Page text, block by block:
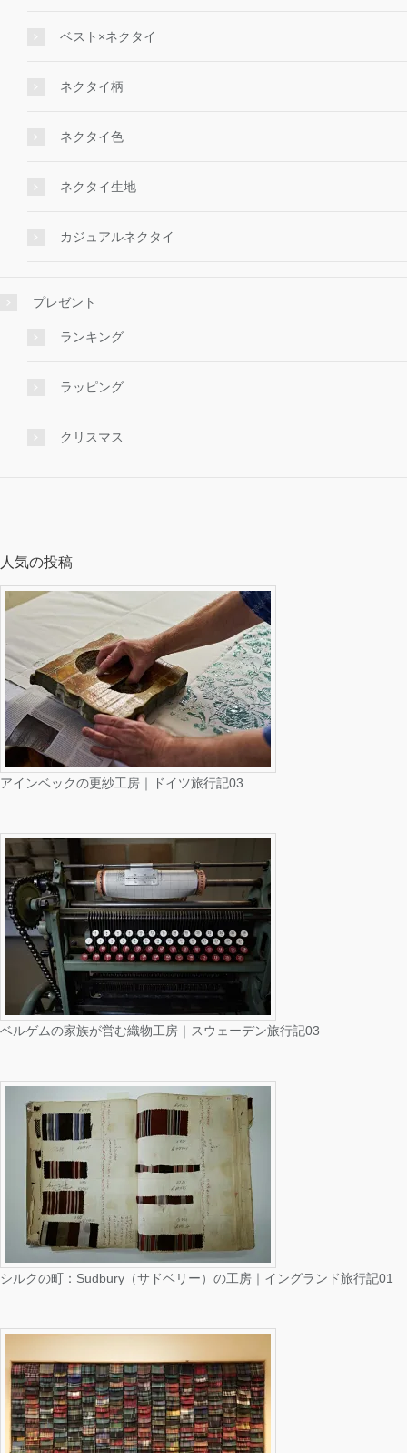
ベスト×ネクタイ
ネクタイ柄
ネクタイ色
ネクタイ生地
カジュアルネクタイ
プレゼント
ランキング
ラッピング
クリスマス
人気の投稿
アインベックの更紗工房｜ドイツ旅行記03
ベルゲムの家族が営む織物工房｜スウェーデン旅行記03
シルクの町：Sudbury（サドベリー）の工房｜イングランド旅行記01